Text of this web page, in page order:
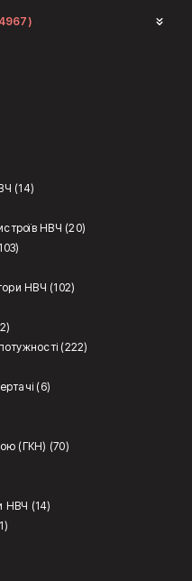
(14)
НВЧ (20)
НВЧ (102)
(222)
(6)
(ГКН) (70)
НВЧ (14)